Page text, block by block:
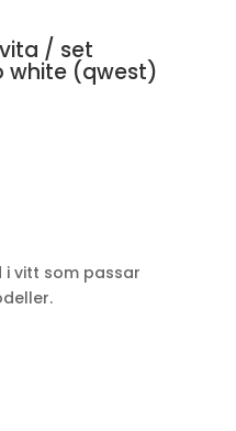
/ set
white (qwest)
i vitt som passar